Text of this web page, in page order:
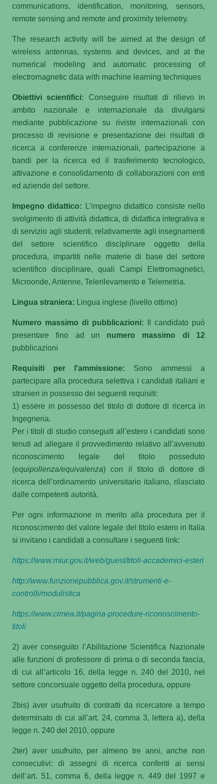
communications, identification, monitoring, sensors,
remote sensing and remote and proximity telemetry.
The research activity will be aimed at the design of
wireless antennas, systems and devices, and at the
numerical modeling and automatic processing of
electromagnetic data with machine learning techniques
Obiettivi scientifici:
Conseguire risultati di rilievo in
ambito nazionale e internazionale da divulgarsi
mediante pubblicazione su riviste internazionali con
processo di revisione e presentazione dei risultati di
ricerca a conferenze internazionali, partecipazione a
bandi per la ricerca ed il trasferimento tecnologico,
attivazione e consolidamento di collaborazioni con enti
ed aziende del settore.
Impegno didattico:
L’impegno didattico consiste nello
svolgimento di attività didattica, di didattica integrativa e
di servizio agli studenti, relativamente agli insegnamenti
del settore scientifico disciplinare oggetto della
procedura, impartiti nelle materie di base del settore
scientifico disciplinare, quali Campi Elettromagnetici,
Microonde, Antenne, Telerilevamento e Telemetria.
Lingua straniera: Lingua inglese (livello ottimo)
Numero massimo di pubblicazioni: Il candidato può
presentare fino ad un numero massimo di 12
pubblicazioni
Requisiti per l'ammissione: Sono ammessi a
partecipare alla procedura selettiva i candidati italiani e
stranieri in possesso dei seguenti requisiti:
1) essere in possesso del titolo di dottore di ricerca in
Ingegneria.
Per i titoli di studio conseguiti all’estero i candidati sono
tenuti ad allegare il provvedimento relativo all’avvenuto
riconoscimento legale del titolo posseduto
(equipollenza/equivalenza) con il titolo di dottore di
ricerca dell’ordinamento universitario italiano, rilasciato
dalle competenti autorità.
Per ogni informazione in merito alla procedura per il
riconoscimento del valore legale del titolo estero in Italia
si invitano i candidati a consultare i seguenti link:
https://www.miur.gov.it/web/guest/titoli-accademici-esteri
http://www.funzionepubblica.gov.it/strumenti-e-
controlli/modulistica
https://www.cimea.it/pagina-procedure-riconoscimento-
titoli
2) aver conseguito l’Abilitazione Scientifica Nazionale
alle funzioni di professore di prima o di seconda fascia,
di cui all’articolo 16, della legge n. 240 del 2010, nel
settore concorsuale oggetto della procedura, oppure
2bis) aver usufruito di contratti da ricercatore a tempo
determinato di cui all’art. 24, comma 3, lettera a), della
legge n. 240 del 2010, oppure
2ter) aver usufruito, per almeno tre anni, anche non
consecutivi: di assegni di ricerca conferiti ai sensi
dell’art. 51, comma 6, della legge n. 449 del 1997 e